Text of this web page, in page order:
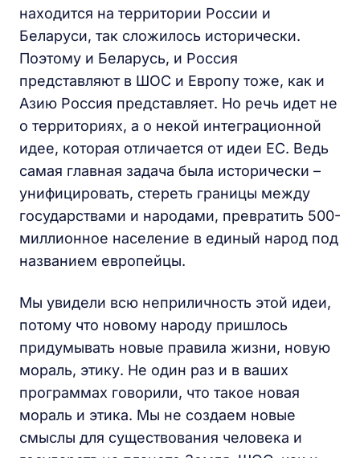
находится на территории России и
Беларуси, так сложилось исторически.
Поэтому и Беларусь, и Россия
представляют в ШОС и Европу тоже, как и
Азию Россия представляет. Но речь идет не
о территориях, а о некой интеграционной
идее, которая отличается от идеи ЕС. Ведь
самая главная задача была исторически –
унифицировать, стереть границы между
государствами и народами, превратить 500-
миллионное население в единый народ под
названием европейцы.
Мы увидели всю неприличность этой идеи,
потому что новому народу пришлось
придумывать новые правила жизни, новую
мораль, этику. Не один раз и в ваших
программах говорили, что такое новая
мораль и этика. Мы не создаем новые
смыслы для существования человека и